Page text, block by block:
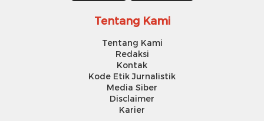
Tentang Kami
Tentang Kami
Redaksi
Kontak
Kode Etik Jurnalistik
Media Siber
Disclaimer
Karier